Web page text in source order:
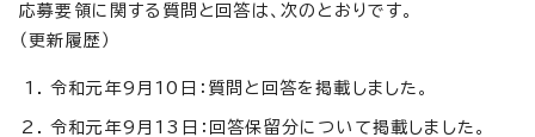
応募要領に関する質問と回答は、次のとおりです。
（更新履歴）
令和元年9月10日：質問と回答を掲載しました。
令和元年9月13日：回答保留分について掲載しました。